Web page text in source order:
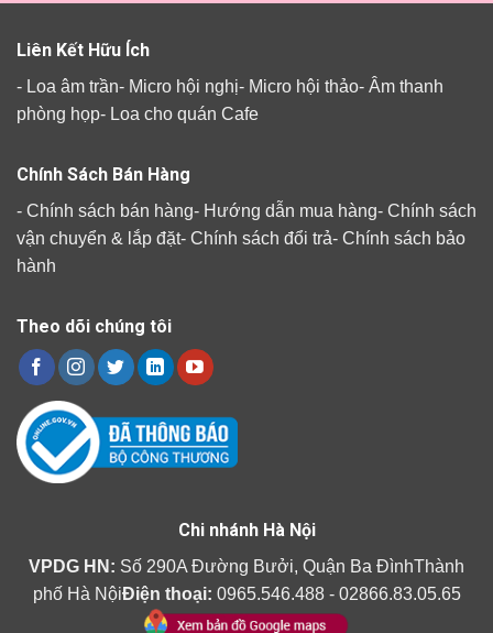
Liên Kết Hữu Ích
- Loa âm trần- Micro hội nghị- Micro hội thảo- Âm thanh
phòng họp- Loa cho quán Cafe
Chính Sách Bán Hàng
- Chính sách bán hàng- Hướng dẫn mua hàng- Chính sách
vận chuyển & lắp đặt- Chính sách đổi trả- Chính sách bảo
hành
Theo dõi chúng tôi
Chi nhánh Hà Nội
VPDG HN: Số 290A Đường Bưởi, Quận Ba ĐìnhThành
phố Hà NộiĐiện thoại: 0965.546.488 - 02866.83.05.65